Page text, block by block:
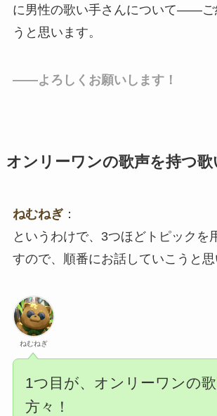
に男性の歌い手さんについて――ご
うと思います。
――よろしくお願いします！
オンリーワンの歌声を持つ歌
ねむねぎ：
というわけで、3つほどトピックを
すので、順番にお話していこうと思
ねむねぎ
1つ目が、オンリーワンの
方々！